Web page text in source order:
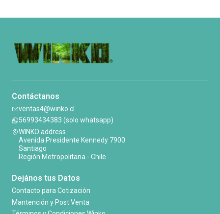
Contáctanos
ventas4@winko.cl
56993434383 (solo whatsapp)
WINKO address
Avenida Presidente Kennedy 7900
Santiago
Región Metropolitana - Chile
Dejános tus Datos
Contacto para Cotización
Mantención y Post Venta